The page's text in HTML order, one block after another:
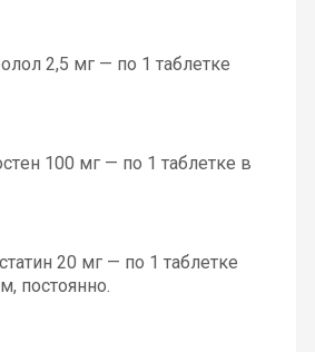
2,5 мг — по 1 таблетке
100 мг — по 1 таблетке в
20 мг — по 1 таблетке
постоянно.